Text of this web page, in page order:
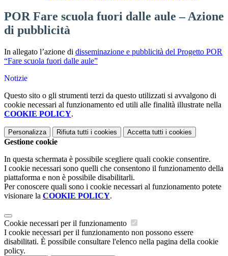
POR Fare scuola fuori dalle aule – Azione
di pubblicità
In allegato l’azione di disseminazione e pubblicità del Progetto POR
“Fare scuola fuori dalle aule”
Notizie
Questo sito o gli strumenti terzi da questo utilizzati si avvalgono di
cookie necessari al funzionamento ed utili alle finalità illustrate nella
COOKIE POLICY.
Personalizza Rifiuta tutti i cookies Accetta tutti i cookies
Gestione cookie
In questa schermata è possibile scegliere quali cookie consentire.
I cookie necessari sono quelli che consentono il funzionamento della
piattaforma e non è possibile disabilitarli.
Per conoscere quali sono i cookie necessari al funzionamento potete
visionare la COOKIE POLICY.
Cookie necessari per il funzionamento
I cookie necessari per il funzionamento non possono essere
disabilitati. È possibile consultare l'elenco nella pagina della cookie
policy.